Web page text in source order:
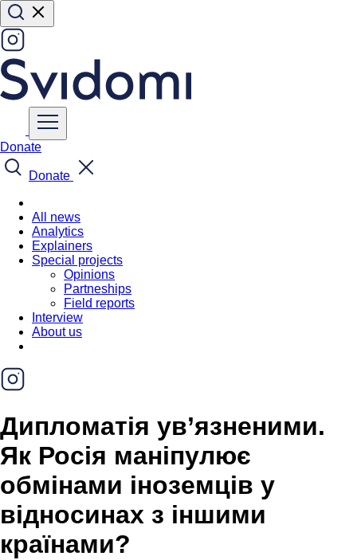
Donate
Donate
All news
Analytics
Explainers
Special projects
Opinions
Partneships
Field reports
Interview
About us
Дипломатія ув’язненими.
Як Росія маніпулює
обмінами іноземців у
відносинах з іншими
країнами?